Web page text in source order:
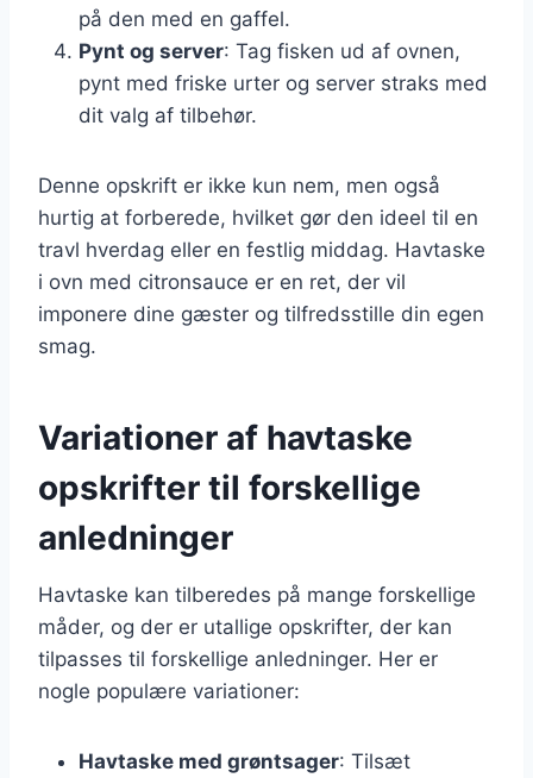
på den med en gaffel.
Pynt og server: Tag fisken ud af ovnen,
pynt med friske urter og server straks med
dit valg af tilbehør.
Denne opskrift er ikke kun nem, men også
hurtig at forberede, hvilket gør den ideel til en
travl hverdag eller en festlig middag. Havtaske
i ovn med citronsauce er en ret, der vil
imponere dine gæster og tilfredsstille din egen
smag.
Variationer af havtaske
opskrifter til forskellige
anledninger
Havtaske kan tilberedes på mange forskellige
måder, og der er utallige opskrifter, der kan
tilpasses til forskellige anledninger. Her er
nogle populære variationer:
Havtaske med grøntsager: Tilsæt